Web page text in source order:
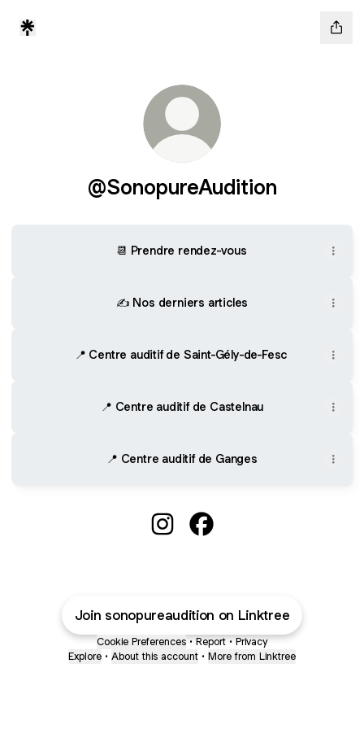
@SonopureAudition
📆 Prendre rendez-vous
✍ Nos derniers articles
📍 Centre auditif de Saint-Gély-de-Fesc
📍 Centre auditif de Castelnau
📍 Centre auditif de Ganges
Join sonopureaudition on Linktree
Cookie Preferences • Report • Privacy
Explore • About this account • More from Linktree